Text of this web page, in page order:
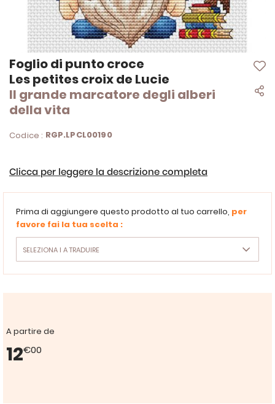
Foglio di punto croce
Les petites croix de Lucie
Il grande marcatore degli alberi
della vita
Codice : RGP.LPCL00190
Clicca per leggere la descrizione completa
Prima di aggiungere questo prodotto al tuo carrello, per
favore fai la tua scelta :
A partire de
12€00
Vai
all'inizio
della
galleria
di